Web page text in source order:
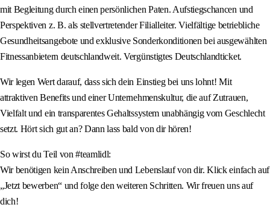
mit Begleitung durch einen persönlichen Paten. Aufstiegschancen und
Perspektiven z. B. als stellvertretender Filialleiter. Vielfältige betriebliche
Gesundheitsangebote und exklusive Sonderkonditionen bei ausgewählten
Fitnessanbietern deutschlandweit. Vergünstigtes Deutschlandticket.
Wir legen Wert darauf, dass sich dein Einstieg bei uns lohnt! Mit
attraktiven Benefits und einer Unternehmenskultur, die auf Zutrauen,
Vielfalt und ein transparentes Gehaltssystem unabhängig vom Geschlecht
setzt. Hört sich gut an? Dann lass bald von dir hören!
So wirst du Teil von #teamlidl:
Wir benötigen kein Anschreiben und Lebenslauf von dir. Klick einfach auf
„Jetzt bewerben“ und folge den weiteren Schritten. Wir freuen uns auf
dich!